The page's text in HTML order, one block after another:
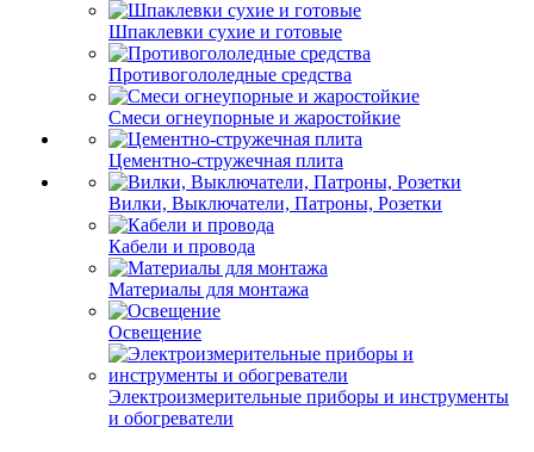
Шпаклевки сухие и готовые
Противогололедные средства
Смеси огнеупорные и жаростойкие
Цементно-стружечная плита
Вилки, Выключатели, Патроны, Розетки
Кабели и провода
Материалы для монтажа
Освещение
Электроизмерительные приборы и инструменты
и обогреватели